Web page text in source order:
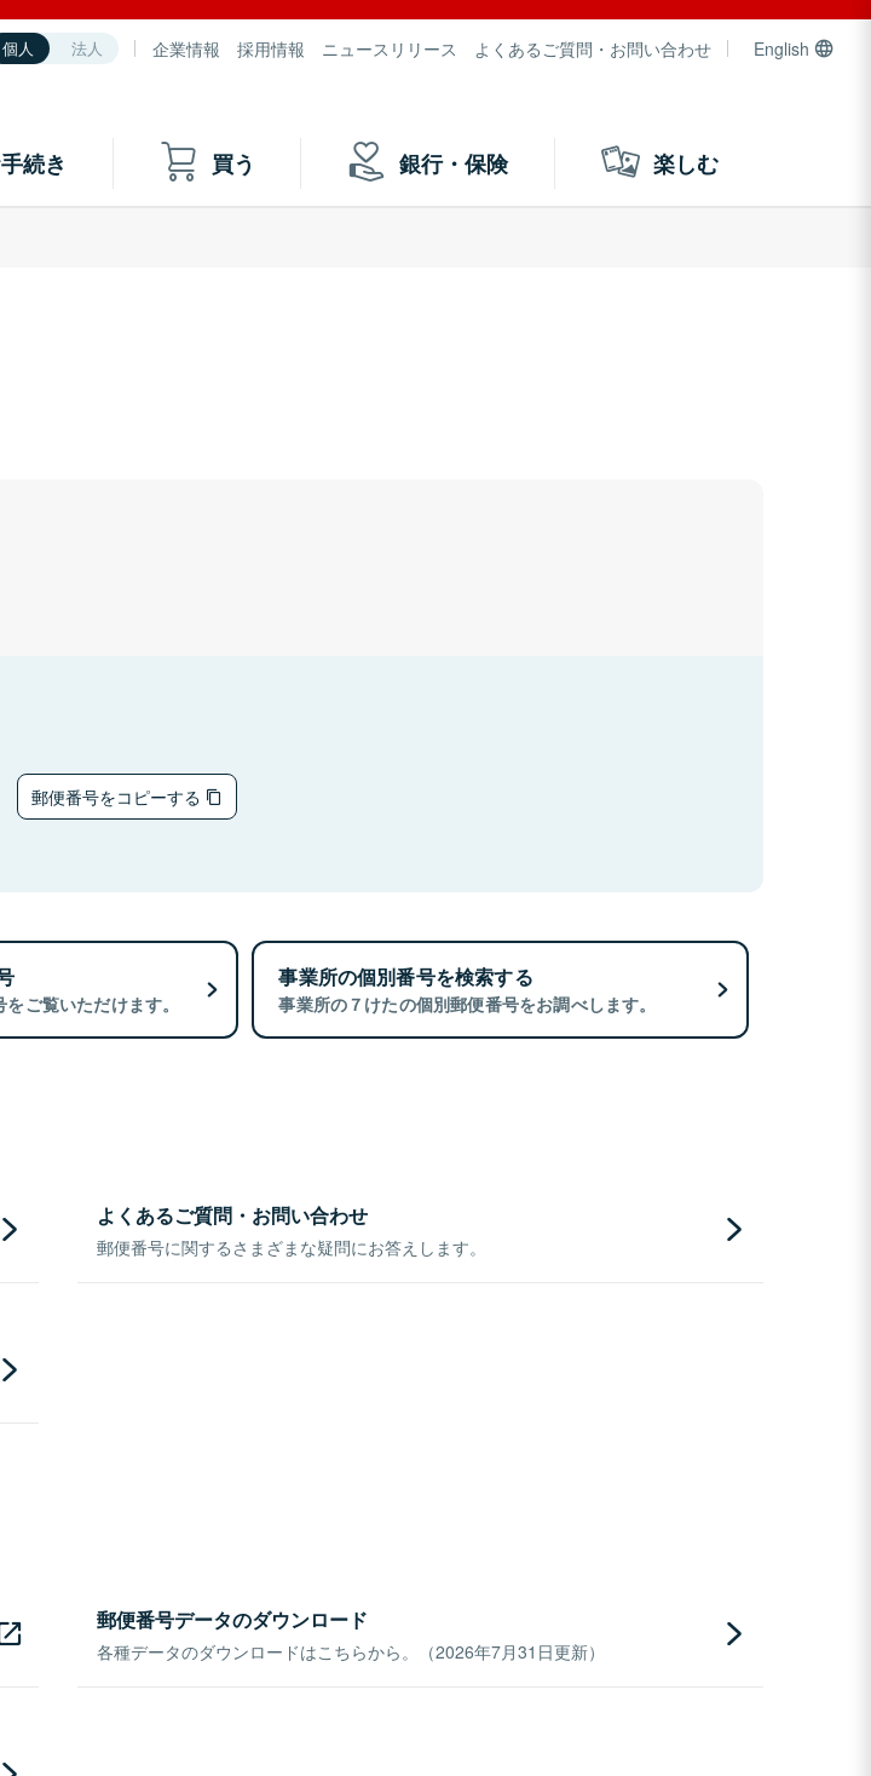
個人 法人 企業情報 採用情報 ニュースリリース よくあるご質問・お問い合わせ English
続き 買う 銀行・保険 楽しむ
郵便番号をコピーする
ご覧いただけます。
事業所の個別番号を検索する
事業所の７けたの個別郵便番号をお調べします。
よくあるご質問・お問い合わせ
郵便番号に関するさまざまな疑問にお答えします。
郵便番号データのダウンロード
各種データのダウンロードはこちらから。（2026年7月31日更新）